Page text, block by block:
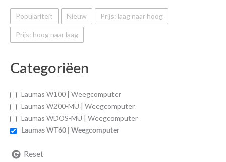
Populariteit Nieuw Prijs: laag naar hoog
Prijs: hoog naar laag
Categoriëen
Laumas W100 | Weegcomputer
Laumas W200-MU | Weegcomputer
Laumas WDOS-MU | Weegcomputer
Laumas WT60 | Weegcomputer
Reset